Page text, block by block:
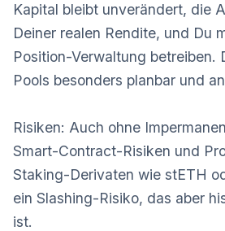
Kapital bleibt unverändert, die
Deiner realen Rendite, und Du
Position-Verwaltung betreiben.
Pools besonders planbar und
Risiken: Auch ohne
Smart-Contract-Risiken und
Staking-Derivaten wie stETH
ein Slashing-Risiko, das aber
ist.